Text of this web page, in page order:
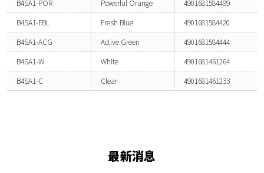
B4SA1-POR Powerful Orange
4901681584499
B4SA1-FBL
Fresh Blue
4901681584420
B4SA1-ACG
Active Green
4901681584444
B4SA1-W
White
4901681461264
B4SA1-C
Clear 4901681461233
最新消息